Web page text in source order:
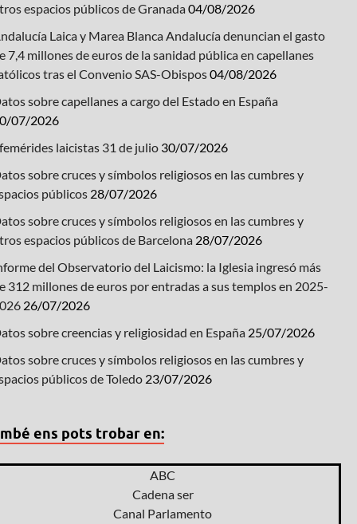
espacios públicos de Granada04/08/2026
Laica y Marea Blanca Andalucía denuncian el gasto
7,4 millones de euros de la sanidad pública en capellanes
tras el Convenio SAS-Obispos04/08/2026
sobre capellanes a cargo del Estado en España
07/2026
laicistas 31 de julio 30/07/2026
sobre cruces y símbolos religiosos en las cumbres y
públicos 28/07/2026
sobre cruces y símbolos religiosos en las cumbres y
espacios públicos de Barcelona 28/07/2026
del Observatorio del Laicismo: la Iglesia ingresó más
312 millones de euros por entradas a sus templos en 2025-
26/07/2026
sobre creencias y religiosidad en España 25/07/2026
sobre cruces y símbolos religiosos en las cumbres y
públicos de Toledo 23/07/2026
ens pots trobar en:
ABC
Cadena ser
Canal Parlamento